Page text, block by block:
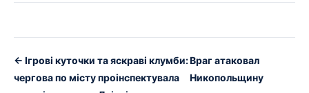
← Ігрові куточки та яскраві клумби:
чергова по місту проінспектувала
Враг атаковал
Никопольщину